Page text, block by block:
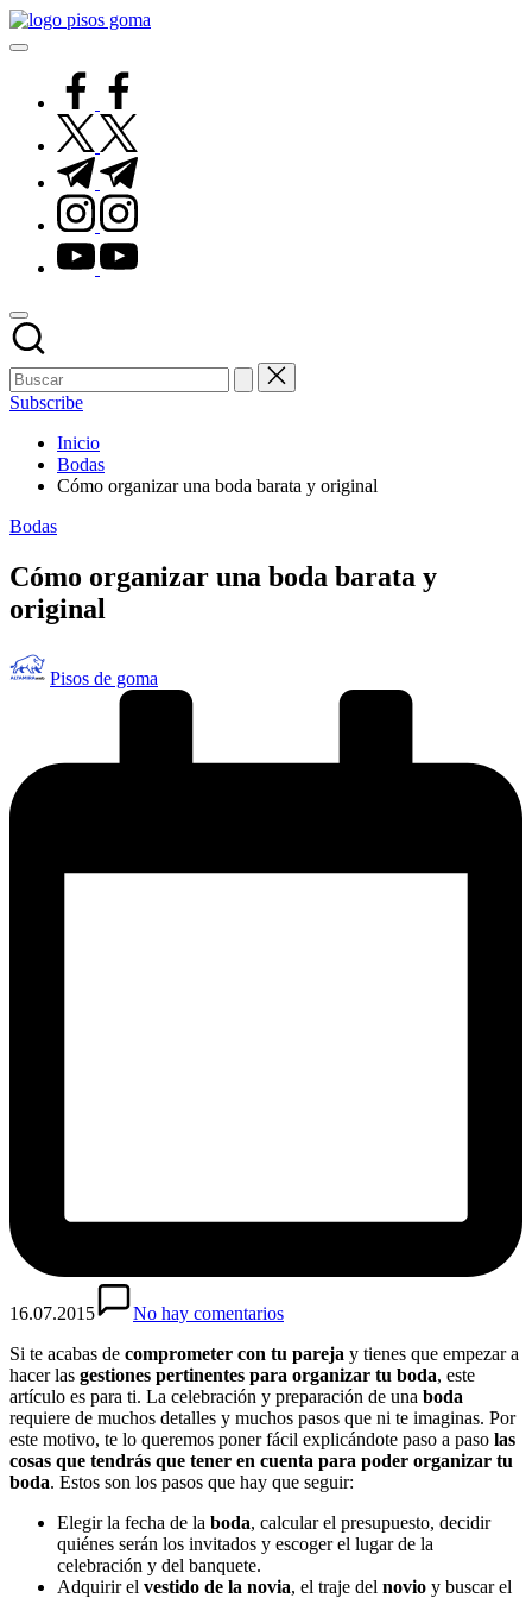
Saltar
al
facebook.com
twitter.com
t.me
instagram.com
youtube.com
Subscribe
Inicio
Bodas
Cómo organizar una boda barata y original
Publicado
Bodas
Cómo organizar una boda barata y
original
Publicado
por
Pisos de goma
16.07.2015
No hay comentarios
Si te acabas de comprometer con tu pareja y tienes que empezar a
hacer las gestiones pertinentes para organizar tu boda, este
artículo es para ti. La celebración y preparación de una boda
requiere de muchos detalles y muchos pasos que ni te imaginas. Por
este motivo, te lo queremos poner fácil explicándote paso a paso las
cosas que tendrás que tener en cuenta para poder organizar tu
boda. Estos son los pasos que hay que seguir:
Elegir la fecha de la boda, calcular el presupuesto, decidir
quiénes serán los invitados y escoger el lugar de la
celebración y del banquete.
Adquirir el vestido de la novia, el traje del novio y buscar el